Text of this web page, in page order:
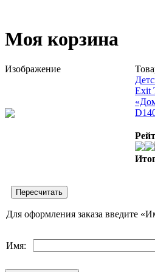
Моя корзина
Изображение
Exit
Для оформления заказа введите
Имя: